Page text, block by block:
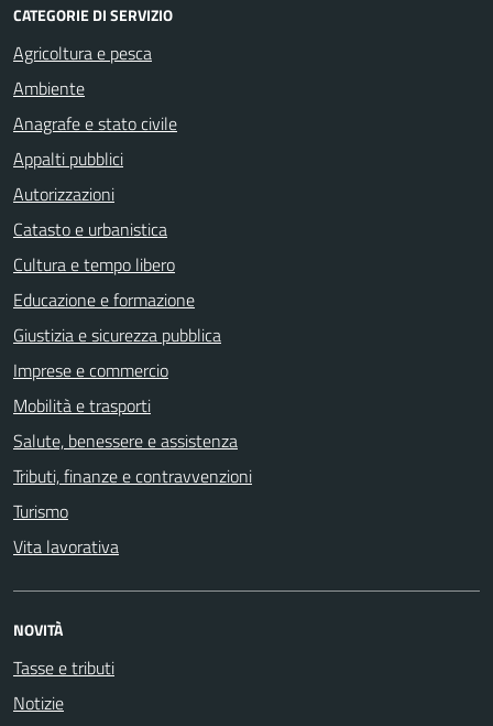
CATEGORIE DI SERVIZIO
Agricoltura e pesca
Ambiente
Anagrafe e stato civile
Appalti pubblici
Autorizzazioni
Catasto e urbanistica
Cultura e tempo libero
Educazione e formazione
Giustizia e sicurezza pubblica
Imprese e commercio
Mobilità e trasporti
Salute, benessere e assistenza
Tributi, finanze e contravvenzioni
Turismo
Vita lavorativa
NOVITÀ
Tasse e tributi
Notizie